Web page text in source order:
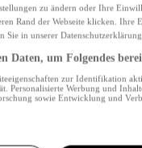
zu ändern oder Ihre
Rand der Webseite klicken. Ihre
Sie in unserer
Daten, um Folgendes
zur Identifikation
Personalisierte Werbung und
sowie Entwicklung und